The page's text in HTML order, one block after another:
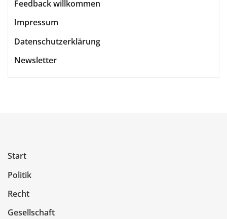
Feedback willkommen
Impressum
Datenschutzerklärung
Newsletter
Start
Politik
Recht
Gesellschaft